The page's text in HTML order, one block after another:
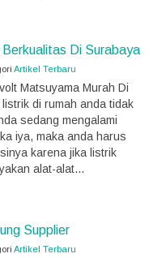
Di Surabaya
Artikel Terbaru
Matsuyama Murah Di
di rumah anda tidak
sedang mengalami
iya, maka anda harus
karena jika listrik
alat-alat...
Supplier
Artikel Terbaru